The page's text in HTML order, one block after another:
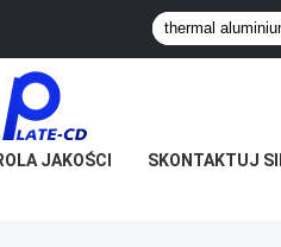
JAKOŚCI SKONTAKTUJ